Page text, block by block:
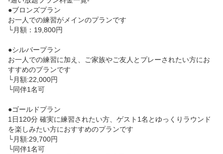
。
・施設案内、料金のご説明(60分)
●ブロンズプラン
お一人での練習がメインのプランです
└月額：19,800円
●シルバープラン
お一人での練習に加え、ご家族やご友人とプレーされたい方にお
すすめのプランです
└月額:22,000円
└同伴1名可
●ゴールドプラン
1日120分 確実に練習されたい方、ゲスト1名とゆっくりラウンド
を楽しみたい方におすすめのプランです
└月額:29,700円
└同伴1名可